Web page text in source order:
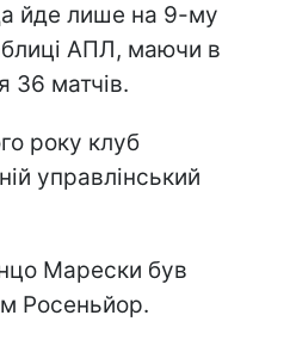
йде лише на 9-му
АПЛ, маючи в
36 матчів.
року клуб
управлінський
Марески був
Росеньйор.